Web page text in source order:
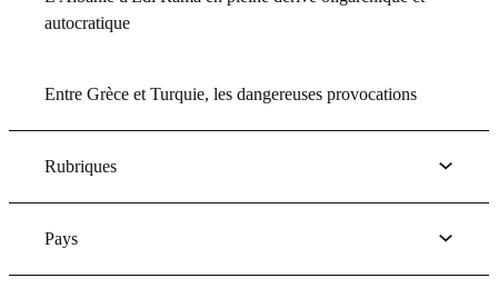
autocratique
Entre Grèce et Turquie, les dangereuses provocations
Rubriques
Pays